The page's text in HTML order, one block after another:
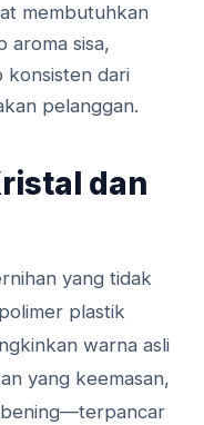
membutuhkan
aroma sisa,
konsisten dari
pelanggan.
dan
yang tidak
plastik
warna asli
yang keemasan,
bening—terpancar